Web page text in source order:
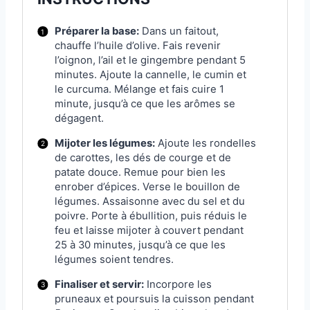
Préparer la base:Dans un faitout,
chauffe l’huile d’olive. Fais revenir
l’oignon, l’ail et le gingembre pendant 5
minutes. Ajoute la cannelle, le cumin et
le curcuma. Mélange et fais cuire 1
minute, jusqu’à ce que les arômes se
dégagent.
Mijoter les légumes:Ajoute les rondelles
de carottes, les dés de courge et de
patate douce. Remue pour bien les
enrober d’épices. Verse le bouillon de
légumes. Assaisonne avec du sel et du
poivre. Porte à ébullition, puis réduis le
feu et laisse mijoter à couvert pendant
25 à 30 minutes, jusqu’à ce que les
légumes soient tendres.
Finaliser et servir:Incorpore les
pruneaux et poursuis la cuisson pendant